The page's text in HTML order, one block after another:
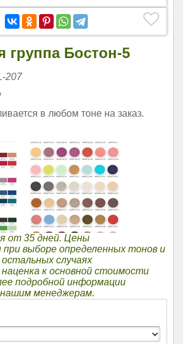
группа Бостон-5
207
в любом тоне на заказ.
от 35 дней. Цены
выборе определенных тонов и
случаях
к основной стоимости
подробной информации
менеджерам.